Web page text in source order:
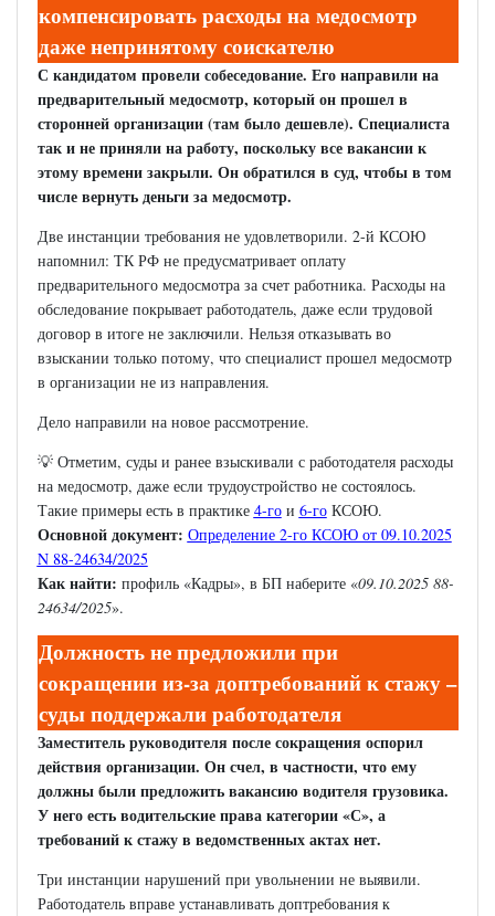
компенсировать расходы на медосмотр
даже непринятому соискателю
С кандидатом провели собеседование. Его направили на
предварительный медосмотр, который он прошел в
сторонней организации (там было дешевле). Специалиста
так и не приняли на работу, поскольку все вакансии к
этому времени закрыли. Он обратился в суд, чтобы в том
числе вернуть деньги за медосмотр.
Две инстанции требования не удовлетворили. 2-й КСОЮ
напомнил: ТК РФ не предусматривает оплату
предварительного медосмотра за счет работника. Расходы на
обследование покрывает работодатель, даже если трудовой
договор в итоге не заключили. Нельзя отказывать во
взыскании только потому, что специалист прошел медосмотр
в организации не из направления.
Дело направили на новое рассмотрение.
💡 Отметим, суды и ранее взыскивали с работодателя расходы
на медосмотр, даже если трудоустройство не состоялось.
Такие примеры есть в практике 4-гои 6-гоКСОЮ.
Основной документ: Определение 2-го КСОЮ от 09.10.2025
N 88-24634/2025
Как найти: профиль «Кадры», в БП наберите «09.10.2025 88-
24634/2025».
Должность не предложили при
сокращении из-за доптребований к стажу –
суды поддержали работодателя
Заместитель руководителя после сокращения оспорил
действия организации. Он счел, в частности, что ему
должны были предложить вакансию водителя грузовика.
У него есть водительские права категории «С», а
требований к стажу в ведомственных актах нет.
Три инстанции нарушений при увольнении не выявили.
Работодатель вправе устанавливать доптребования к